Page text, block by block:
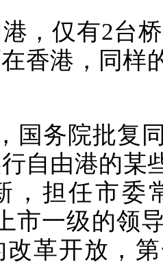
，仅有2台
香港，同样
国务院批复
自由港的某
，担任市委
市一级的领
革开放，